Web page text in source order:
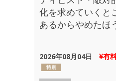
化を求めていくと
あるからやめたほ
2026年08月04日 有